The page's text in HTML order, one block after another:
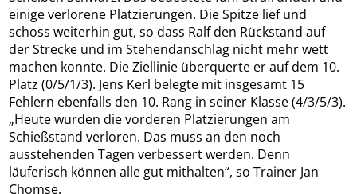
einige verlorene Platzierungen. Die Spitze lief und
schoss weiterhin gut, so dass Ralf den Rückstand auf
der Strecke und im Stehendanschlag nicht mehr wett
machen konnte. Die Ziellinie überquerte er auf dem 10.
Platz (0/5/1/3). Jens Kerl belegte mit insgesamt 15
Fehlern ebenfalls den 10. Rang in seiner Klasse (4/3/5/3).
„Heute wurden die vorderen Platzierungen am
Schießstand verloren. Das muss an den noch
ausstehenden Tagen verbessert werden. Denn
läuferisch können alle gut mithalten“, so Trainer Jan
Chomse.